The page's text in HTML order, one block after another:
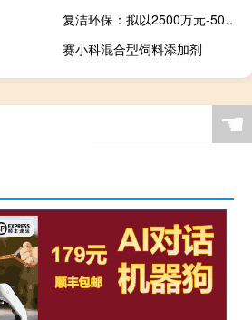
复洁环保：拟以2500万元-5000万元回购公司股份
赛小科混合型饲料添加剂
☚